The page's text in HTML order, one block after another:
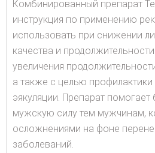
Комбинированный препарат
инструкция по применению
использовать при снижении
качества и
увеличения
а также с целью
эякуляции. Препарат
мужскую силу тем мужчинам,
осложнениями на фоне
заболеваний.